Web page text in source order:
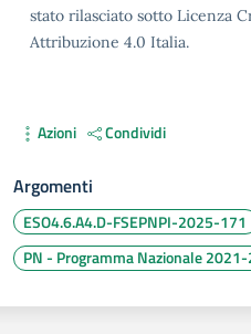
stato rilasciato sotto Licenza
Attribuzione 4.0 Italia.
Azioni Condividi
Argomenti
ESO4.6.A4.D-FSEPNPI-2025-171
PN - Programma Nazionale